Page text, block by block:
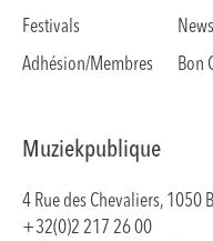
Festivals
News
Adhésion/Membres
Bon
Muziekpublique
4 Rue des Chevaliers, 1050
+32(0)2 217 26 00